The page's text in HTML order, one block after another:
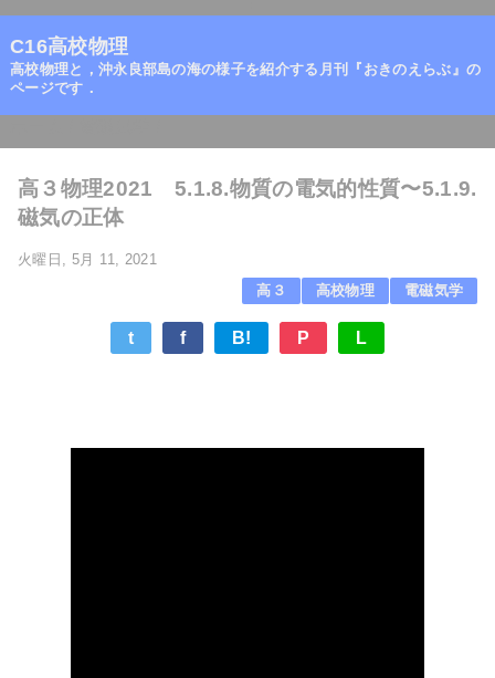
C16高校物理
高校物理と，沖永良部島の海の様子を紹介する月刊『おきのえらぶ』の
ページです．
高３物理2021 5.1.8.物質の電気的性質〜5.1.9.
磁気の正体
火曜日, 5月 11, 2021
高３
高校物理 電磁気学
t f B! P L